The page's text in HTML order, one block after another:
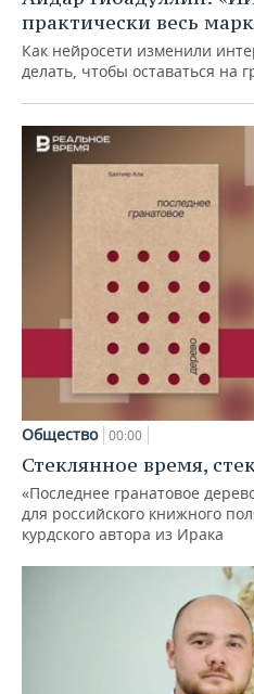
практически весь
Как нейросети изменили
делать, чтобы оставаться на
Общество 00:00
Стеклянное время,
«Последнее гранатовое
для российского книжного
курдского автора из Ирака